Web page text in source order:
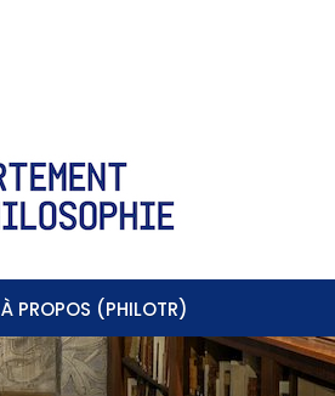
À PROPOS (PHILOTR)